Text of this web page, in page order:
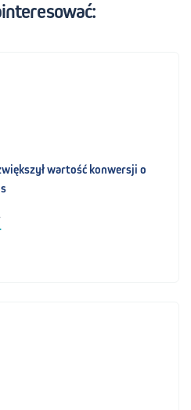
wartość konwersji o